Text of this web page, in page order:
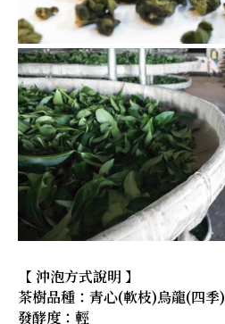
【 沖泡方式說明 】
茶樹品種：青心(軟枝)烏龍(四季)
發酵度：輕